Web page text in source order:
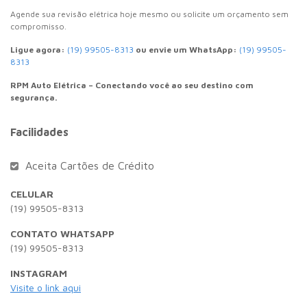
Agende sua revisão elétrica hoje mesmo ou solicite um orçamento sem
compromisso.
Ligue agora: (19) 99505-8313 ou envie um WhatsApp: (19) 99505-
8313
RPM Auto Elétrica – Conectando você ao seu destino com
segurança.
Facilidades
Aceita Cartões de Crédito
CELULAR
(19) 99505-8313
CONTATO WHATSAPP
(19) 99505-8313
INSTAGRAM
Visite o link aqui